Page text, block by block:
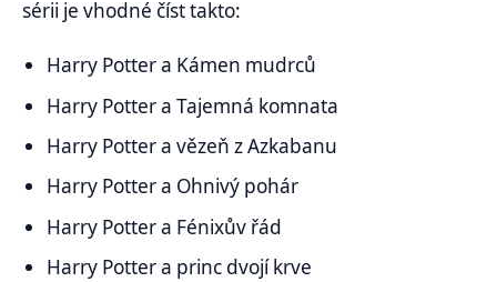
sérii je vhodné číst takto:
Harry Potter a Kámen mudrců
Harry Potter a Tajemná komnata
Harry Potter a vězeň z Azkabanu
Harry Potter a Ohnivý pohár
Harry Potter a Fénixův řád
Harry Potter a princ dvojí krve